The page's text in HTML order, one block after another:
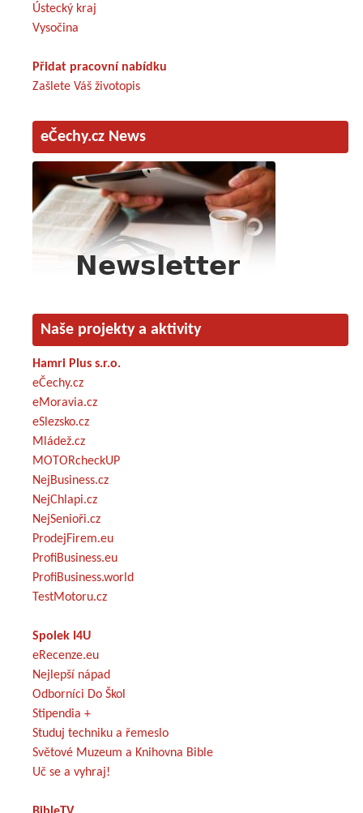
Ústecký kraj
Vysočina
Přidat pracovní nabídku
Zašlete Váš životopis
eČechy.cz News
Naše projekty a aktivity
Hamri Plus s.r.o.
eČechy.cz
eMoravia.cz
eSlezsko.cz
Mládež.cz
MOTORcheckUP
NejBusiness.cz
NejChlapi.cz
NejSenioři.cz
ProdejFirem.eu
ProfiBusiness.eu
ProfiBusiness.world
TestMotoru.cz
Spolek I4U
eRecenze.eu
Nejlepší nápad
Odborníci Do Škol
Stipendia +
Studuj techniku a řemeslo
Světové Muzeum a Knihovna Bible
Uč se a vyhraj!